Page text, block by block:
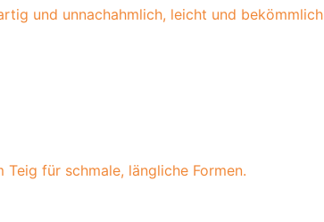
und unnachahmlich, leicht und bekömmlich
Teig für schmale, längliche Formen.